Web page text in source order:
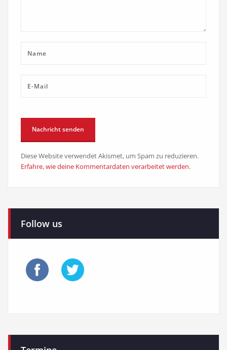
Diese Website verwendet Akismet, um Spam zu reduzieren.
Erfahre, wie deine Kommentardaten verarbeitet werden.
Follow us